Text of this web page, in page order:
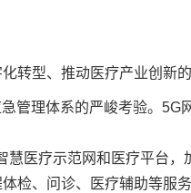
转型、推动医疗产业创新的
管理体系的严峻考验。5G
医疗示范网和医疗平台，
检、问诊、医疗辅助等服